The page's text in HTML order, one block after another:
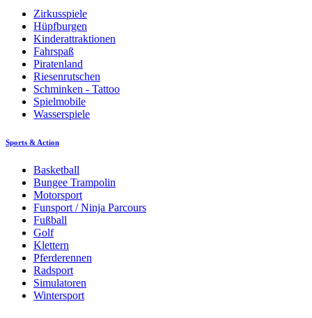
Zirkusspiele
Hüpfburgen
Kinderattraktionen
Fahrspaß
Piratenland
Riesenrutschen
Schminken - Tattoo
Spielmobile
Wasserspiele
Sports & Action
Basketball
Bungee Trampolin
Motorsport
Funsport / Ninja Parcours
Fußball
Golf
Klettern
Pferderennen
Radsport
Simulatoren
Wintersport